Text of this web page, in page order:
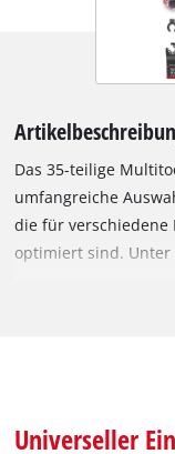
Das 35-teilige
umfangreiche
die für
optimiert sind.
34 mm, 22 mm und
Bereich, bei denen
Universeller